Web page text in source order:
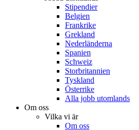
Stipendier
Belgien
Frankrike
Grekland
Nederländerna
Spanien
Schweiz
Storbritannien
Tyskland
Österrike
Alla jobb utomlands
Om oss
Vilka vi är
Om oss